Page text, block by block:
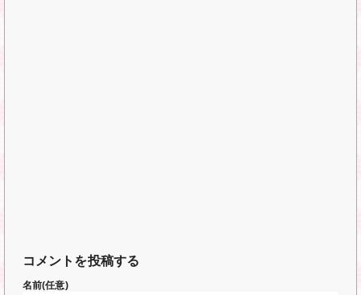
コメントを投稿する
名前(任意)